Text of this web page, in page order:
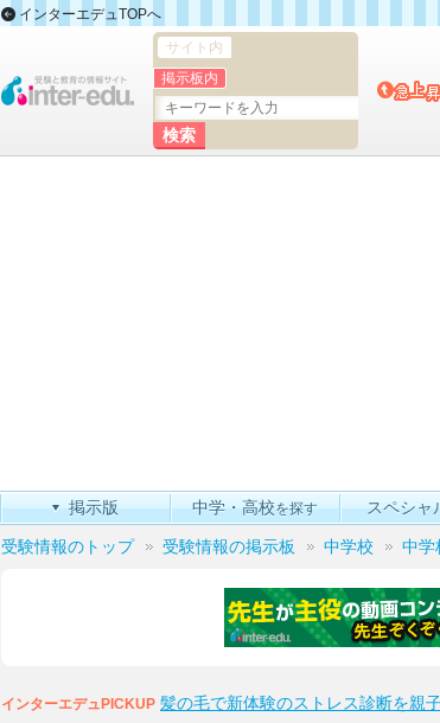
インターエデュTOPへ
サイト内
掲示板内
掲示版 中学・高校を探す スペシャ
受験情報のトップ 受験情報の掲示板 中学校 中学
インターエデュPICKUP 髪の毛で新体験のストレス診断を親